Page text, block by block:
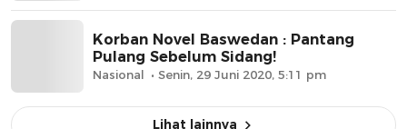
Korban Novel Baswedan : Pantang
Pulang Sebelum Sidang!
Nasional Senin, 29 Juni 2020, 5:11 pm
Lihat lainnya